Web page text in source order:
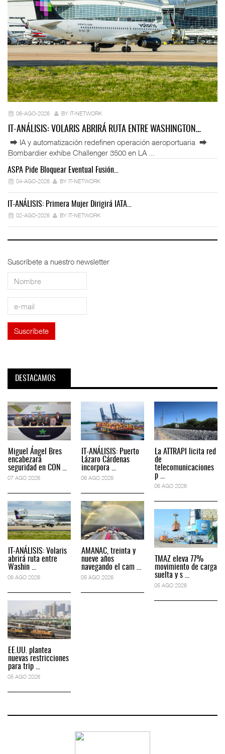
06-AGO-2026 BY IT-NETWORK
IT-ANÁLISIS: VOLARIS ABRIRÁ RUTA ENTRE WASHINGTON…
⮕ IA y automatización redefinen operación aeroportuaria ⮕
Bombardier exhibe Challenger 3500 en LA ...
ASPA Pide Bloquear Eventual Fusión…
04-AGO-2026 BY IT-NETWORK
IT-ANÁLISIS: Primera Mujer Dirigirá IATA…
02-AGO-2026 BY IT-NETWORK
Suscríbete a nuestro newsletter
DESTACAMOS
Miguel Ángel Bres
encabezará
seguridad en CON ...
07 AGO 2026
IT-ANÁLISIS: Volaris
abrirá ruta entre
Washin ...
06 AGO 2026
EE.UU. plantea
nuevas restricciones
para trip ...
05 AGO 2026
IT-ANÁLISIS: Puerto
Lázaro Cárdenas
incorpora ...
06 AGO 2026
AMANAC, treinta y
nueve años
navegando el cam ...
05 AGO 2026
La ATTRAPI licita red
de
telecomunicaciones
p ...
06 AGO 2026
TMAZ eleva 77%
movimiento de carga
suelta y s ...
05 AGO 2026